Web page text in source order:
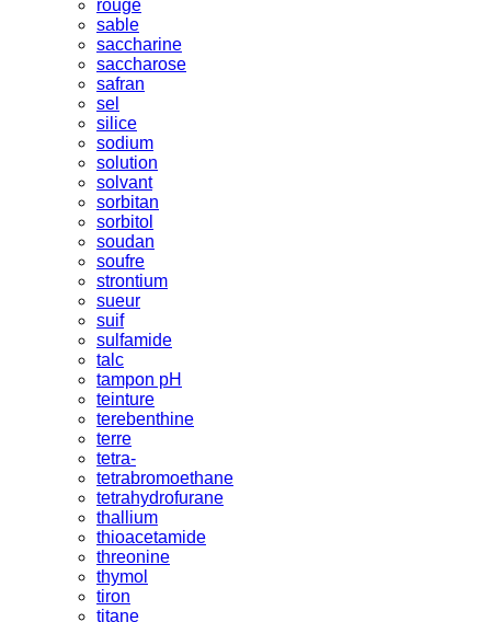
rouge
sable
saccharine
saccharose
safran
sel
silice
sodium
solution
solvant
sorbitan
sorbitol
soudan
soufre
strontium
sueur
suif
sulfamide
talc
tampon pH
teinture
terebenthine
terre
tetra-
tetrabromoethane
tetrahydrofurane
thallium
thioacetamide
threonine
thymol
tiron
titane